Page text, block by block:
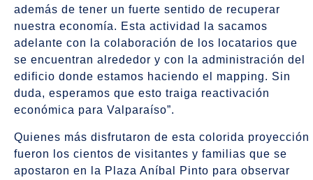
además de tener un fuerte sentido de recuperar
nuestra economía. Esta actividad la sacamos
adelante con la colaboración de los locatarios que
se encuentran alrededor y con la administración del
edificio donde estamos haciendo el mapping. Sin
duda, esperamos que esto traiga reactivación
económica para Valparaíso”.
Quienes más disfrutaron de esta colorida proyección
fueron los cientos de visitantes y familias que se
apostaron en la Plaza Aníbal Pinto para observar